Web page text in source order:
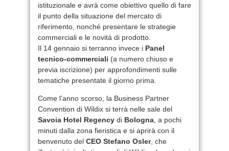
istituzionale e avrà come obiettivo quello di fare
il punto della situazione del mercato di
riferimento, nonché presentare le strategie
commerciali e le novità di prodotto.
Il 14 gennaio si terranno invece i Panel
tecnico-commerciali (a numero chiuso e
previa iscrizione) per approfondimenti sulle
tematiche presentate il giorno prima.
Come l’anno scorso, la Business Partner
Convention di Wildix si terrà nelle sale del
Savoia Hotel Regency di Bologna , a pochi
minuti dalla zona fieristica e si aprirà con il
benvenuto del CEO Stefano Osler, che